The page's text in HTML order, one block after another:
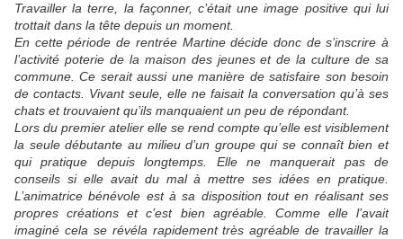
Travailler la terre, la façonner, c’était une image positive qui lui
trottait dans la tête depuis un moment.
En cette période de rentrée Martine décide donc de s’inscrire à
l’activité poterie de la maison des jeunes et de la culture de sa
commune. Ce serait aussi une manière de satisfaire son besoin
de contacts. Vivant seule, elle ne faisait la conversation qu’à ses
chats et trouvaient qu’ils manquaient un peu de répondant.
Lors du premier atelier elle se rend compte qu’elle est visiblement
la seule débutante au milieu d’un groupe qui se connaît bien et
qui pratique depuis longtemps. Elle ne manquerait pas de
conseils si elle avait du mal à mettre ses idées en pratique.
L’animatrice bénévole est à sa disposition tout en réalisant ses
propres créations et c’est bien agréable. Comme elle l’avait
imaginé cela se révéla rapidement très agréable de travailler la